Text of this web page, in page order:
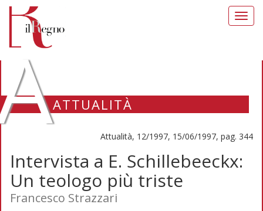
ATTUALITÀ
Attualità, 12/1997, 15/06/1997, pag. 344
Intervista a E. Schillebeeckx:
Un teologo più triste
Francesco Strazzari